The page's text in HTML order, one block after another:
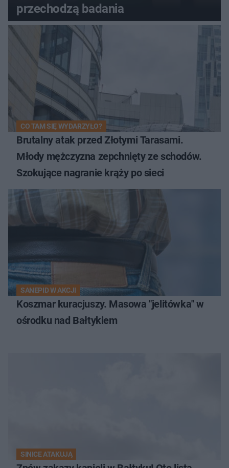
przechodzą badania
CO TAM SIĘ WYDARZYŁO?
Brutalny atak przed Złotymi Tarasami.
Młody mężczyzna zepchnięty ze schodów.
Szokujące nagranie krąży po sieci
SANEPID W AKCJI
Koszmar kuracjuszy. Masowa "jelitówka" w
ośrodku nad Bałtykiem
SINICE ATAKUJĄ